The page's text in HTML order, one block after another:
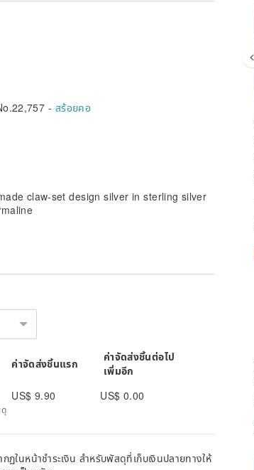
- สร้อยคอ
claw-set design silver in sterling silver
ค่าจัดส่งชิ้นแรก
ค่าจัดส่งชิ้นต่อไป
เพิ่มอีก
US$ 9.90 US$ 0.00
ฏในหน้าชำระเงิน สำหรับพัสดุที่เก็บเงินปลายทางให้